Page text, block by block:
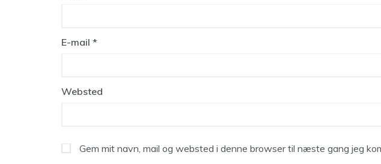
E-mail *
Websted
Gem mit navn, mail og websted i denne browser til næste gang jeg